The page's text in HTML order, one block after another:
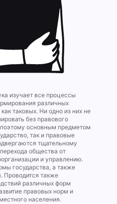
изучает все процессы
различных
таковых. Ни одно из них не
без правового
поэтому основным предметом
так и правовые
тщательному
общества от
и управлению.
государства, а также
Проводится также
различных форм
правовых норм и
населения.